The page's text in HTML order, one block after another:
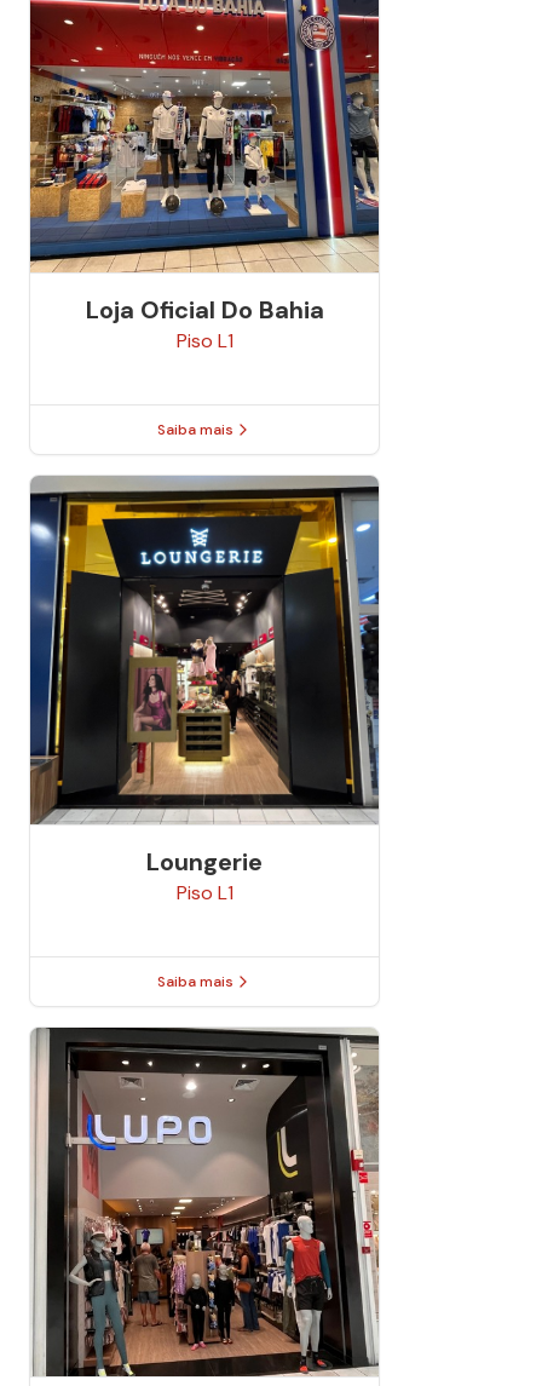
Loja Oficial Do Bahia
Piso L1
Saiba mais
Loungerie
Piso L1
Saiba mais